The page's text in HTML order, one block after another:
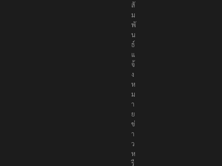
สั
ม
พั
น
ธ์
แ
จ้
ง
ห
ม
า
ย
ข่
า
ว
ห
รื